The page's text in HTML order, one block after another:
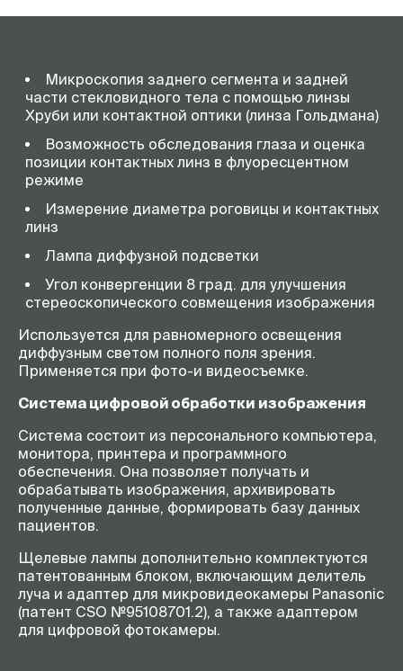
прибора (мм)
Горизонтально (Х): 108
Горизонтально (Y): 113
перемещение (мм)
Размеры столешницы
380×500 мм
Фиксационная лампа
Вертикальное перемещение
Источник питания
220–240 В ± 10%
Потребляемая мощность
(Вт)
Стандартные
Бумага для подбородника.
осветительная лампа. Набор
принадлежности
-
Окуляры 10× для 980 3×/5×
Линза Руби. Тонометр
-
Микроскоп ассистента.
Делитель луча для
видеокамеры
-
Блок с контрастным
Микроскопия заднего сегмента и задней
части стекловидного тела с помощью линзы
Хруби или контактной оптики (линза Гольдмана)
Возможность обследования глаза и оценка
позиции контактных линз в флуоресцентном
режиме
Измерение диаметра роговицы и контактных
линз
Лампа диффузной подсветки
Угол конвергенции 8 град. для улучшения
стереоскопического совмещения изображения
Используется для равномерного освещения
диффузным светом полного поля зрения.
Применяется при фото-и видеосъемке.
Система цифровой обработки изображения
Система состоит из персонального компьютера,
монитора, принтера и программного
обеспечения. Она позволяет получать и
обрабатывать изображения, архивировать
полученные данные, формировать базу данных
пациентов.
Щелевые лампы дополнительно комплектуются
патентованным блоком, включающим делитель
луча и адаптер для микровидеокамеры Panasonic
(патент CSO №95108701.2), а также адаптером
для цифровой фотокамеры.